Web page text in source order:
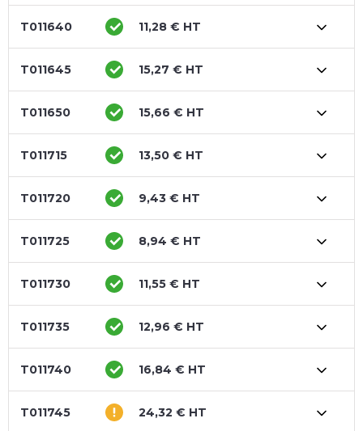
T011640 11,28 € HT
T011645 15,27 € HT
T011650 15,66 € HT
T011715 13,50 € HT
T011720 9,43 € HT
T011725 8,94 € HT
T011730 11,55 € HT
T011735 12,96 € HT
T011740 16,84 € HT
T011745 24,32 € HT